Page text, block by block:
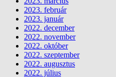
2023. február
2023. január
2022. december
2022. november
2022. október
2022. szeptember
2022. augusztus
2022. július